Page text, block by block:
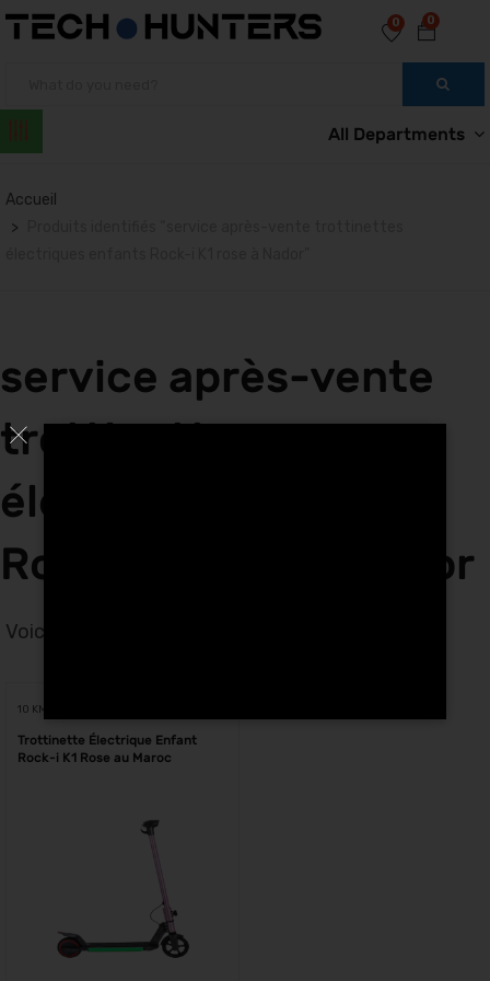
0
0
All Departments
Accueil
service après-vente
trottinettes
électriques enfants
Rock-i K1 rose à Nador
Voici le seul résultat
10 KM
Trottinette Électrique Enfant
Rock-i K1 Rose au Maroc